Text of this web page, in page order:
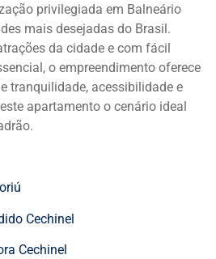
privilegiada em Balneário
mais desejadas do Brasil.
da cidade e com fácil
o empreendimento oferece
tranquilidade, acessibilidade e
apartamento o cenário ideal
Cechinel
Cechinel